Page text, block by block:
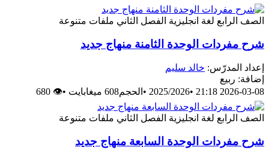
الصف الرابع لغة انجليزية الفصل الثاني ملفات متنوعة
شرح مفردات الوحدة الثامنة منهاج جديد
إعداد المدرّس: خالد سليم
إضافة: ربيع
2026-03-08 21:18
•
2025/2026
•الحجم608 ميغابايت •
👁 680
الصف الرابع لغة انجليزية الفصل الثاني ملفات متنوعة
شرح مفردات الوحدة السابعة منهاج جديد